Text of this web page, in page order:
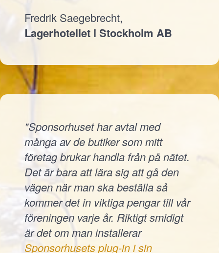
Fredrik Saegebrecht,
Lagerhotellet i Stockholm AB
"Sponsorhuset har avtal med
många av de butiker som mitt
företag brukar handla från på nätet.
Det är bara att lära sig att gå den
vägen när man ska beställa så
kommer det in viktiga pengar till vår
föreningen varje år. Riktigt smidigt
är det om man installerar
Sponsorhusets plug-in i sin